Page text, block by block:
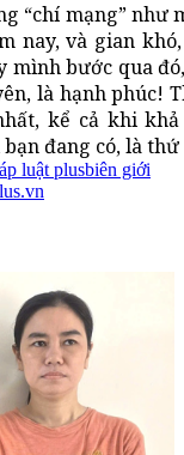
“chí mạng” như
nay, và gian
bước qua
là hạnh phúc!
kể cả khi
đang có, là
luật plusbiên giới